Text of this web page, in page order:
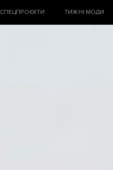
СПЕЦПРОЄКТИ ТИЖНІ МОДИ